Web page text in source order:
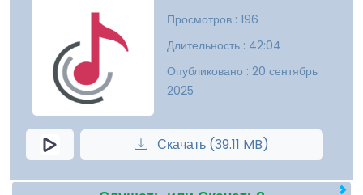
Просмотров : 196
Длительность : 42:04
Опубликовано : 20 сентябрь
2025
Скачать (39.11 MB)